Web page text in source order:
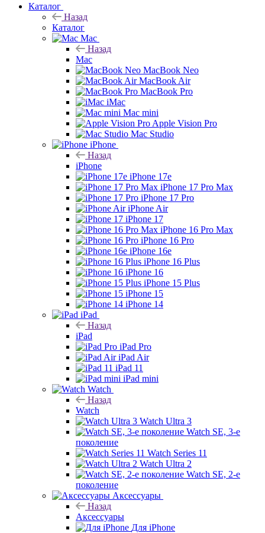
Каталог
Назад
Каталог
Mac
Назад
Mac
MacBook Neo
MacBook Air
MacBook Pro
iMac
Mac mini
Apple Vision Pro
Mac Studio
iPhone
Назад
iPhone
iPhone 17e
iPhone 17 Pro Max
iPhone 17 Pro
iPhone Air
iPhone 17
iPhone 16 Pro Max
iPhone 16 Pro
iPhone 16e
iPhone 16 Plus
iPhone 16
iPhone 15 Plus
iPhone 15
iPhone 14
iPad
Назад
iPad
iPad Pro
iPad Air
iPad 11
iPad mini
Watch
Назад
Watch
Watch Ultra 3
Watch SE, 3-е
поколение
Watch Series 11
Watch Ultra 2
Watch SE, 2-е
поколение
Аксессуары
Назад
Аксессуары
Для iPhone